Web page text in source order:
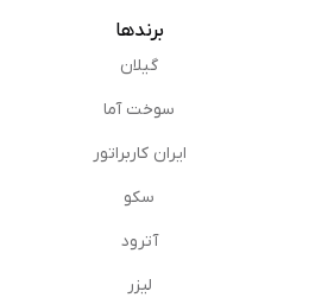
برندها
گیلان
سوخت آما
ایران کاربراتور
سکو
آترود
لیزر